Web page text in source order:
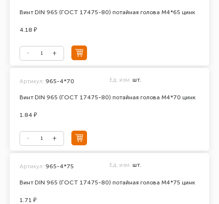
Винт DIN 965 (ГОСТ 17475-80) потайная голова М4*65 цинк
4.18 ₽
Винт DIN 965 (ГОСТ 17475-80) потайная голова М4*70 цинк
Артикул: 965-4*70 Ед. изм. шт.
1.84 ₽
Винт DIN 965 (ГОСТ 17475-80) потайная голова М4*75 цинк
Артикул: 965-4*75 Ед. изм. шт.
1.71 ₽